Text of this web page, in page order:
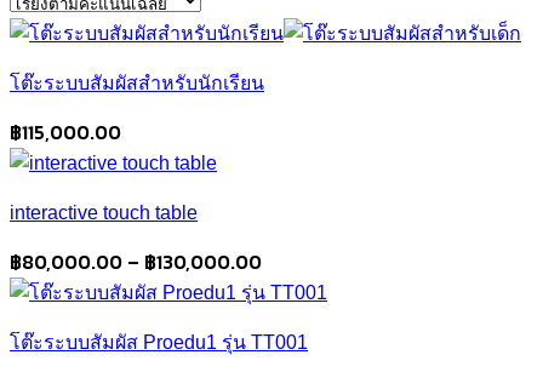
average
rating
โต๊ะระบบสัมผัสสำหรับนักเรียน
฿115,000.00
interactive touch table
฿80,000.00 – ฿130,000.00Price
range:
through
โต๊ะระบบสัมผัส Proedu1 รุ่น TT001